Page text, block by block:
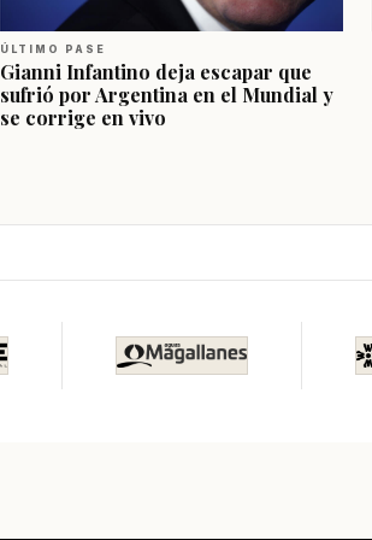
ÚLTIMO PASE
Gianni Infantino deja escapar que
sufrió por Argentina en el Mundial y
se corrige en vivo